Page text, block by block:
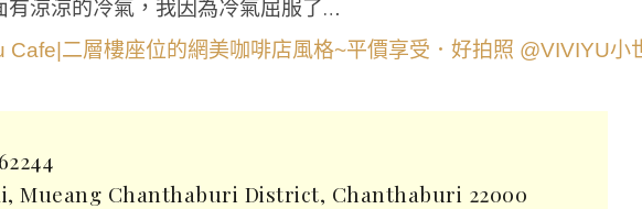
有涼涼的冷氣，我因為冷氣屈服了…
Mueang Chanthaburi District, Chanthaburi 22000